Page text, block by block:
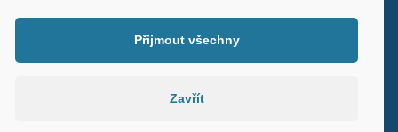
© Všechna práva vyhrazena
Centrum provázení
2018 | webdesign:
Přijmout všechny
Zavřít